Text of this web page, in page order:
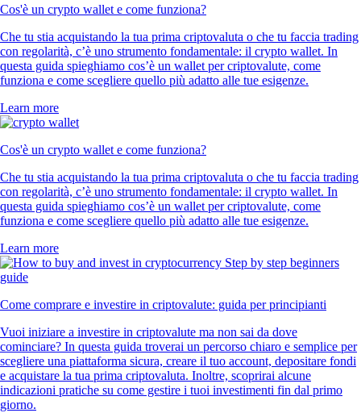
Cos'è un crypto wallet e come funziona?
Che tu stia acquistando la tua prima criptovaluta o che tu faccia trading
con regolarità, c’è uno strumento fondamentale: il crypto wallet. In
questa guida spieghiamo cos’è un wallet per criptovalute, come
funziona e come scegliere quello più adatto alle tue esigenze.
Learn more
Cos'è un crypto wallet e come funziona?
Che tu stia acquistando la tua prima criptovaluta o che tu faccia trading
con regolarità, c’è uno strumento fondamentale: il crypto wallet. In
questa guida spieghiamo cos’è un wallet per criptovalute, come
funziona e come scegliere quello più adatto alle tue esigenze.
Learn more
Come comprare e investire in criptovalute: guida per principianti
Vuoi iniziare a investire in criptovalute ma non sai da dove
cominciare? In questa guida troverai un percorso chiaro e semplice per
scegliere una piattaforma sicura, creare il tuo account, depositare fondi
e acquistare la tua prima criptovaluta. Inoltre, scoprirai alcune
indicazioni pratiche su come gestire i tuoi investimenti fin dal primo
giorno.